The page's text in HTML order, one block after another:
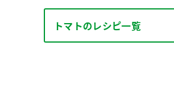
トマトのレシピ一覧